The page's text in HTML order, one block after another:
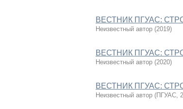
ВЕСТНИК ПГУАС:
Неизвестный автор (2019)
ВЕСТНИК ПГУАС:
Неизвестный автор (2020)
ВЕСТНИК ПГУАС:
Неизвестный автор (ПГУАС,